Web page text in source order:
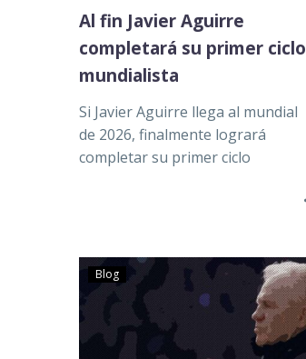
Al fin Javier Aguirre
completará su primer ciclo
mundialista
Si Javier Aguirre llega al mundial
de 2026, finalmente logrará
completar su primer ciclo
Blog